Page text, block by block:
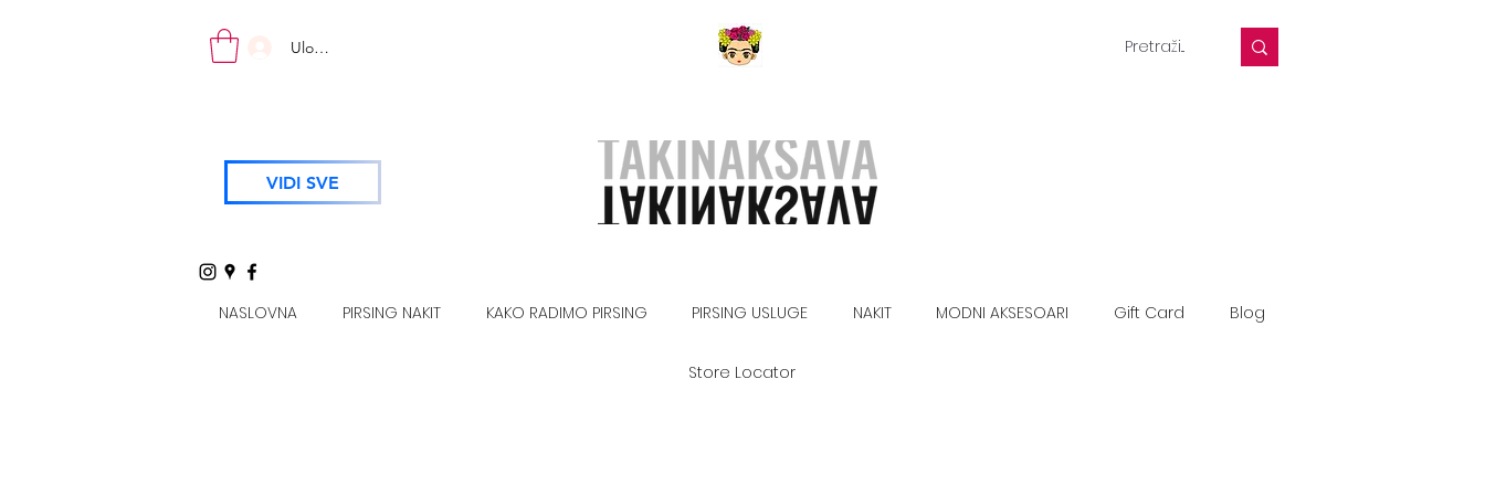
Uloguj se
VIDI SVE
NASLOVNA PIRSING NAKIT KAKO RADIMO PIRSING PIRSING USLUGE NAKIT MODNI AKSESOARI Gift Card Blog
Store Locator